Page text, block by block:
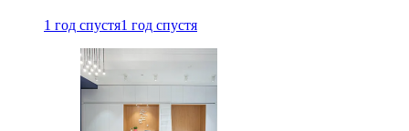
1 год спустя1 год спустя